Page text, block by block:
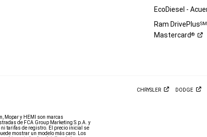
EcoDiesel -
Ram DrivePlusSM
Mastercard®
CHRYSLER DODGE
Mopar y HEMI son marcas
de FCA Group Marketing S.p.A. y
tarifas de registro. El precio inicial se
mostrar un modelo más caro. Los